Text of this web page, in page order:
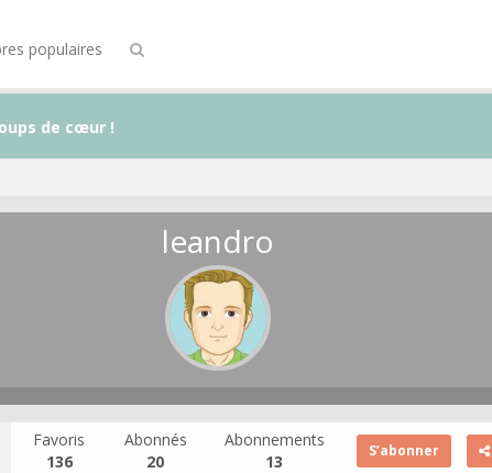
populaires
de cœur !
leandro
Favoris
136
Abonnés
20
Abonnements
13
S’abonner